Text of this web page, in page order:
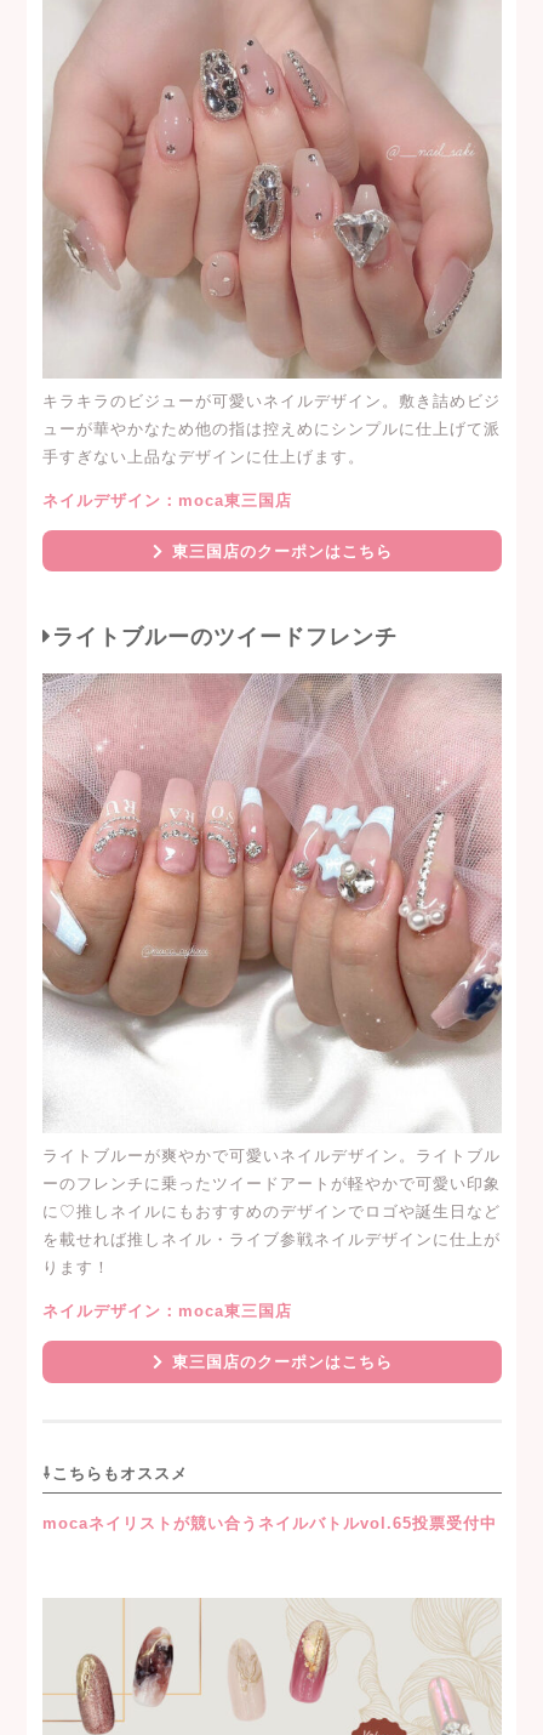
キラキラのビジューが可愛いネイルデザイン。敷き詰めビジ
ューが華やかなため他の指は控えめにシンプルに仕上げて派
手すぎない上品なデザインに仕上げます。
ネイルデザイン：moca東三国店
東三国店のクーポンはこちら
ライトブルーのツイードフレンチ
ライトブルーが爽やかで可愛いネイルデザイン。ライトブル
ーのフレンチに乗ったツイードアートが軽やかで可愛い印象
に♡推しネイルにもおすすめのデザインでロゴや誕生日など
を載せれば推しネイル・ライブ参戦ネイルデザインに仕上が
ります！
ネイルデザイン：moca東三国店
東三国店のクーポンはこちら
⇩こちらもオススメ
mocaネイリストが競い合うネイルバトルvol.65投票受付中